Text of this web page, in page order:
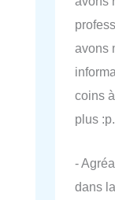
avons
coins
plus :p.
-
dans